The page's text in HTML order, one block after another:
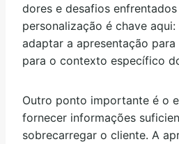
dores e desafios
personalização é chave
adaptar a apresentação
para o contexto específico
Outro ponto importante é o
fornecer informações
sobrecarregar o cliente. A